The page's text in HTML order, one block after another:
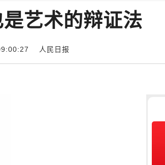
艺术的辩证法
人民日报